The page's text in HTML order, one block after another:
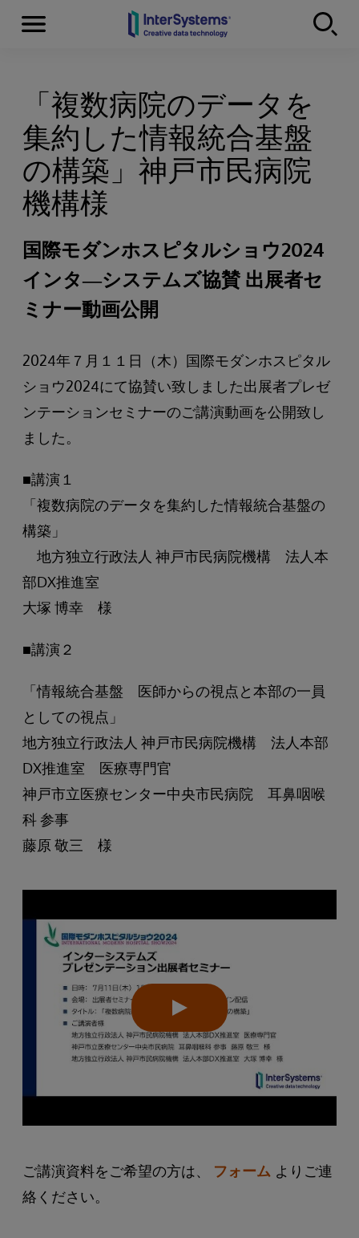
Skip to content
Menu
「複数病院のデータを
集約した情報統合基盤
の構築」神戸市民病院
機構様
国際モダンホスピタルショウ2024
インタ―システムズ協賛 出展者セ
ミナー動画公開
2024年７月１１日（木）国際モダンホスピタル
ショウ2024にて協賛い致しました出展者プレゼ
ンテーションセミナーのご講演動画を公開致し
ました。
■講演１
「複数病院のデータを集約した情報統合基盤の
構築」
地方独立行政法人 神戸市民病院機構 法人本
部DX推進室
大塚 博幸 様
■講演２
「情報統合基盤 医師からの視点と本部の一員
としての視点」
地方独立行政法人 神戸市民病院機構 法人本部
DX推進室 医療専門官
神戸市立医療センター中央市民病院 耳鼻咽喉
科 参事
藤原 敬三 様
ご講演資料をご希望の方は、 フォーム よりご連
絡ください。